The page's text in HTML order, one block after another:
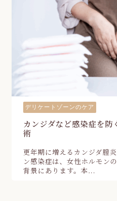
デリケートゾーンのケア
カンジダなど感染症を防
術
更年期に増えるカンジダ膣
ン感染症は、女性ホルモン
背景にあります。本...